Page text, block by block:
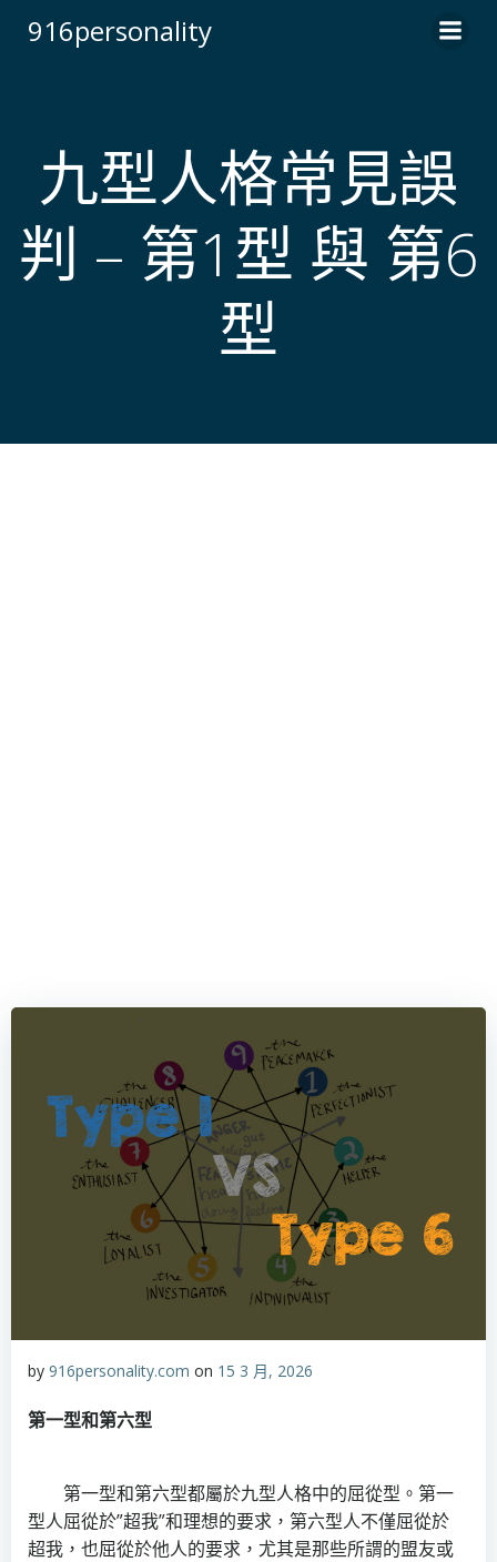
916personality
九型人格常見誤
判 – 第1型 與 第6
型
by 916personality.com on 15 3 月, 2026
第一型和第六型
第一型和第六型都屬於九型人格中的屈從型。第一
型人屈從於”超我”和理想的要求，第六型人不僅屈從於
超我，也屈從於他人的要求，尤其是那些所謂的盟友或